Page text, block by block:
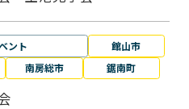
ント
館山市
南房総市 鋸南町